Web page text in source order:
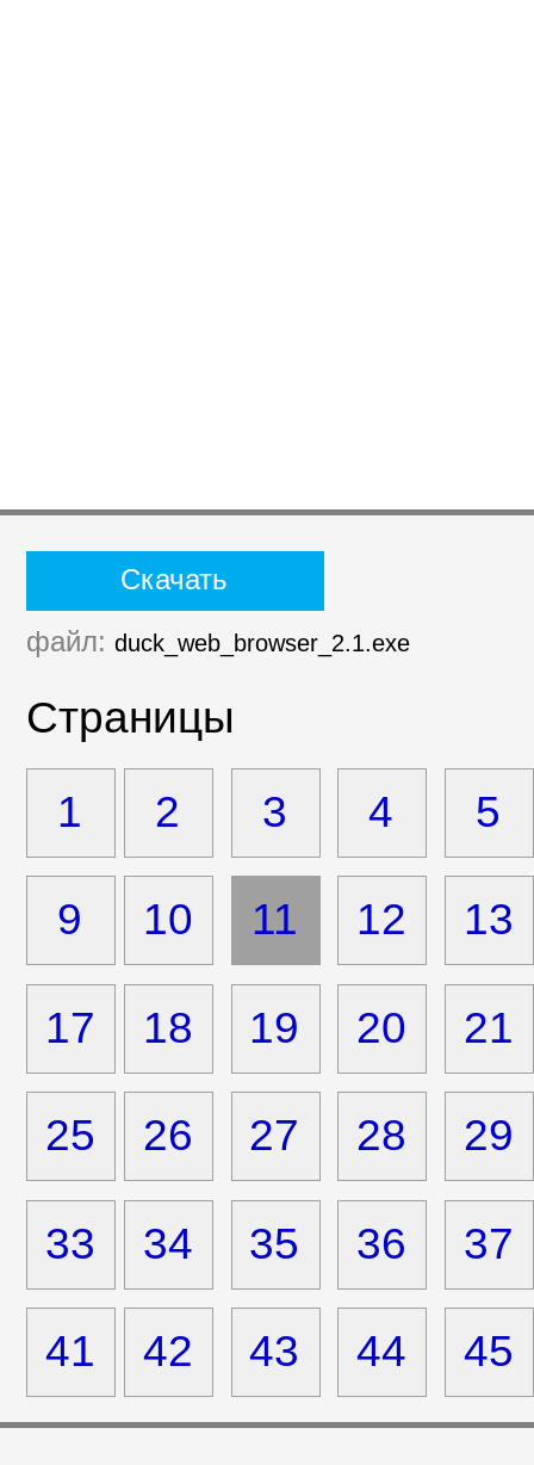
Страницы
файл: duck_web_browser_2.1.exe
Скачать
1 2 3 4
9 12 13
17 18 19 20 21
25 26 27 29
28
33 34 37
35 36
41 42 43 44 45
5
10 11